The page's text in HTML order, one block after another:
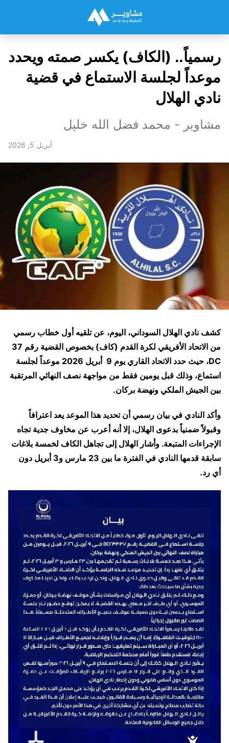
رسمياً.. (الكاف) يكسر صمته ويحدد
موعداً لجلسة الاستماع في قضية
نادي الهلال
مشاوير - محمد فضل الله خليل
أبريل 5, 2026
كشف نادي الهلال السوداني، اليوم، عن تلقيه أول خطاب رسمي
من الاتحاد الأفريقي لكرة القدم (كاف) بخصوص القضية رقم 37
DC، حيث حدد الاتحاد القاري يوم 9 أبريل 2026
موعداً لجلسة
استماع، وذلك قبل يومين فقط من مواجهة نصف النهائي المرتقبة
بين الجيش الملكي ونهضة بركان.
وأكد النادي في بيان رسمي أن تحديد هذا الموعد يعد اعترافاً
وقبولاً ضمنياً بدعوى الهلال، إلا أنه أعرب عن مخاوف جدية تجاه
الإجراءات المتبعة. وأشار الهلال إلى تجاهل الكاف لخمسة بلاغات
سابقة قدمها النادي في الفترة ما بين 23 مارس و3 أبريل دون
أي رد.